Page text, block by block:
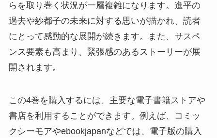
らを取り巻く状況が一層複雑になります。進平の
過去や紗都子の未来に対する思いが描かれ、読者
にとって感動的な展開が続きます。また、サスペ
ンス要素も高まり、緊張感のあるストーリーが展
開されます。
この4巻を購入するには、主要な電子書籍ストアや
書店を利用することができます。例えば、コミッ
クシーモアやebookjapanなどでは、電子版の購入